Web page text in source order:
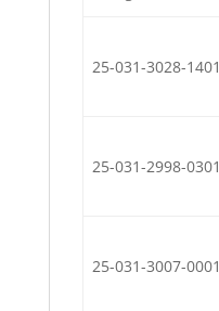
25-031-3028-1401
25-031-2998-0301
25-031-3007-0001